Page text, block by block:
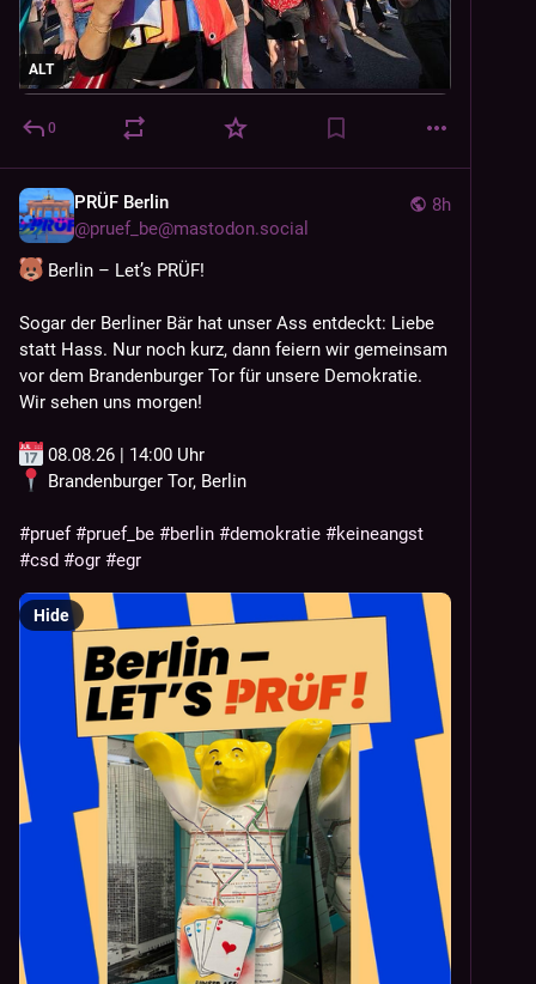
Ich freue mich über Nachahmer*innen und wenn auch
dieser Beitrag von ganz vielen von euch geboostet,
zitiert   und/oder kopiert wird.
Vielen Dank im Voraus dafür.
Hashtags:
#Demokratie #Klimaschutz
#Klimaanpassungsmaßnahmen
# SozialeGerechtigkeit # Bildung # DUT #DidDay
Vielfalt CSD Queer
Vermögenssteuer
Erbschaftssteuer
Steuergerechtigkeit
#Barrierefreiheit Gruene
Zivilgesellschaft
ALT
0
8h
PRÜF Berlin
@pruef_be@mastodon.social
Berlin – Let’s PRÜF!
Sogar der Berliner Bär hat unser Ass entdeckt: Liebe
statt Hass. Nur noch kurz, dann feiern wir gemeinsam
vor dem Brandenburger Tor für unsere Demokratie.
Wir sehen uns morgen!
08.08.26 | 14:00 Uhr
Brandenburger Tor, Berlin
#pruef #pruef_be #berlin #demokratie #keineangst
#csd #ogr #egr
Hide